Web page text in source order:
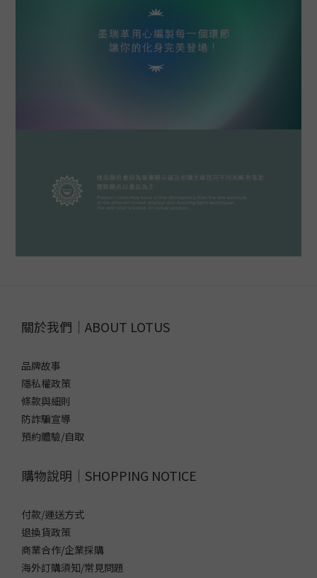
關於我們｜ABOUT LOTUS
品牌故事
隱私權政策
條款與細則
防詐騙宣導
預約體驗/自取
購物說明｜SHOPPING NOTICE
付款/運送方式
退換貨政策
商業合作/企業採購
海外訂購須知/常見問題